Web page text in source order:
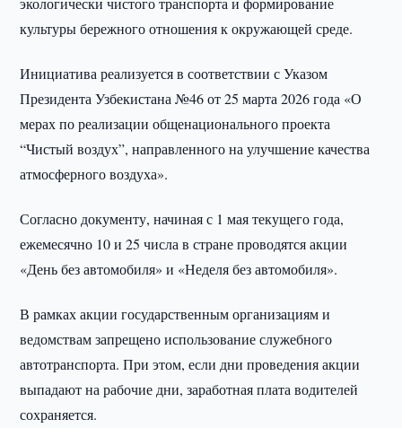
культуры бережного отношения к окружающей среде.
Инициатива реализуется в соответствии с Указом
Президента Узбекистана №46 от 25 марта 2026 года «О
мерах по реализации общенационального проекта
“Чистый воздух”, направленного на улучшение качества
атмосферного воздуха».
Согласно документу, начиная с 1 мая текущего года,
ежемесячно 10 и 25 числа в стране проводятся акции
«День без автомобиля» и «Неделя без автомобиля».
В рамках акции государственным организациям и
ведомствам запрещено использование служебного
автотранспорта. При этом, если дни проведения акции
выпадают на рабочие дни, заработная плата водителей
сохраняется.